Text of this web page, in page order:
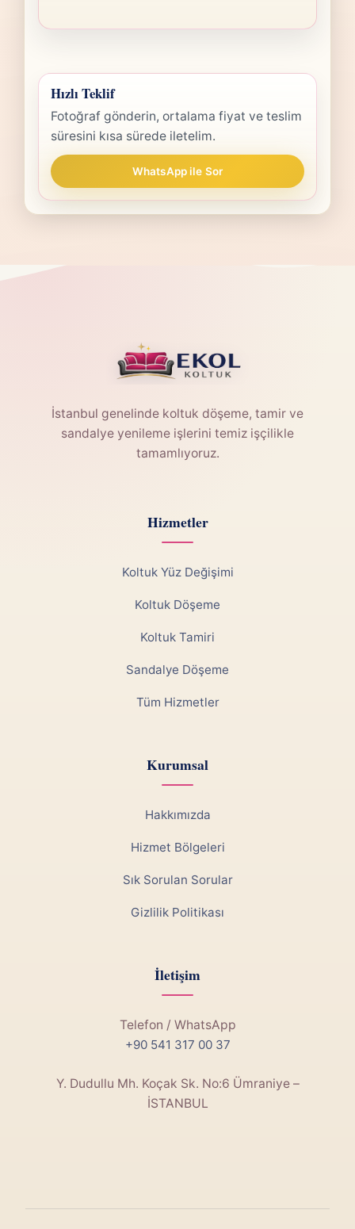
Hızlı Teklif
Fotoğraf gönderin, ortalama fiyat ve teslim
süresini kısa sürede iletelim.
WhatsApp ile Sor
İstanbul genelinde koltuk döşeme, tamir ve
sandalye yenileme işlerini temiz işçilikle
tamamlıyoruz.
Hizmetler
Koltuk Yüz Değişimi
Koltuk Döşeme
Koltuk Tamiri
Sandalye Döşeme
Tüm Hizmetler
Kurumsal
Hakkımızda
Hizmet Bölgeleri
Sık Sorulan Sorular
Gizlilik Politikası
İletişim
Telefon / WhatsApp
+90 541 317 00 37
Y. Dudullu Mh. Koçak Sk. No:6 Ümraniye –
İSTANBUL